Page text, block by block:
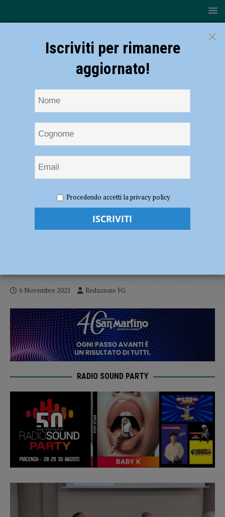
strutturato di educazione finanziaria nelle scuole con le borse di studio
della Banca di Piacenza
Primo corso strutturato di educazione
6 Novembre 2021 Redazione FG
RADIO SOUND PARTY
×
Iscriviti per rimanere
aggiornato!
Procedendo accetti la privacy policy